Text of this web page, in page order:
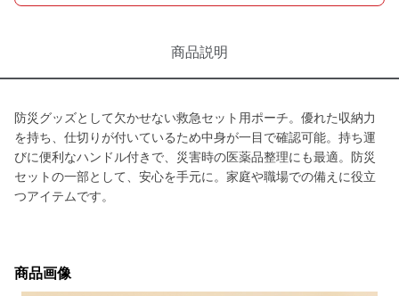
商品説明
防災グッズとして欠かせない救急セット用ポーチ。優れた収納力
を持ち、仕切りが付いているため中身が一目で確認可能。持ち運
びに便利なハンドル付きで、災害時の医薬品整理にも最適。防災
セットの一部として、安心を手元に。家庭や職場での備えに役立
つアイテムです。
商品画像